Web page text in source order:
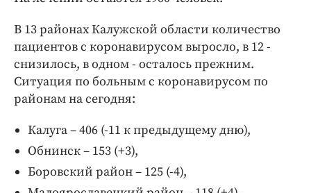
В 13 районах Калужской области количество
пациентов с коронавирусом выросло, в 12 -
снизилось, в одном - осталось прежним.
Ситуация по больным с коронавирусом по
районам на сегодня:
Калуга – 406 (-11 к предыдущему дню),
Обнинск – 153 (+3),
Боровский район – 125 (-4),